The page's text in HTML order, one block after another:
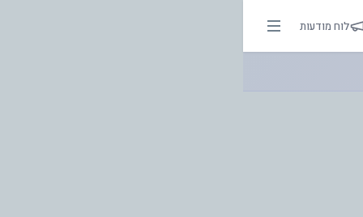
בהירות הדרךלוח מודעות